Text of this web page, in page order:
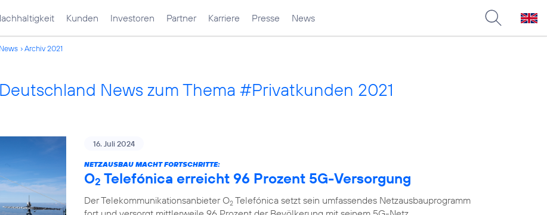
Kunden Investoren Partner Karriere Presse News
Archiv 2021
News zum Thema #Privatkunden 2021
16. Juli 2024
NETZAUSBAU MACHT FORTSCHRITTE:
O2 Telefónica erreicht 96 Prozent 5G-Versorgung
Der Telekommunikationsanbieter O2 Telefónica setzt sein umfassendes Netzausbauprogramm